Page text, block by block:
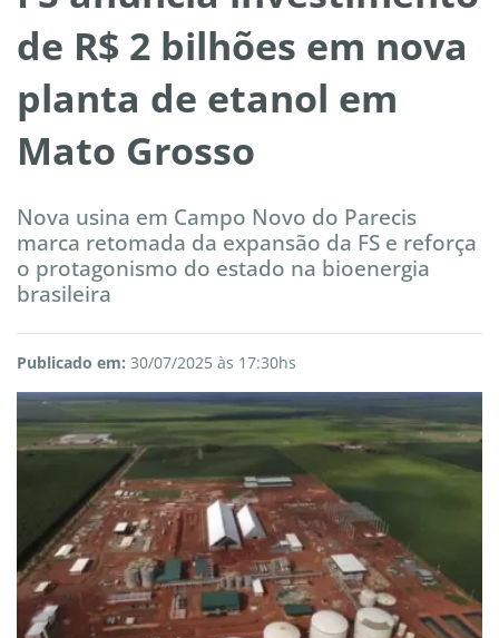
de R$ 2 bilhões em nova
planta de etanol em
Mato Grosso
Nova usina em Campo Novo do Parecis
marca retomada da expansão da FS e reforça
o protagonismo do estado na bioenergia
brasileira
Publicado em: 30/07/2025 às 17:30hs